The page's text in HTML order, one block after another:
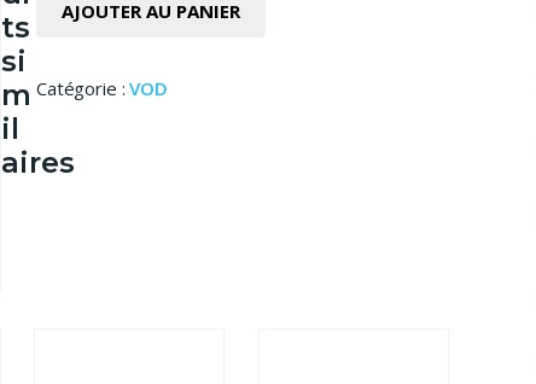
AJOUTER AU PANIER
Catégorie :VOD
ts
si
m
il
aires